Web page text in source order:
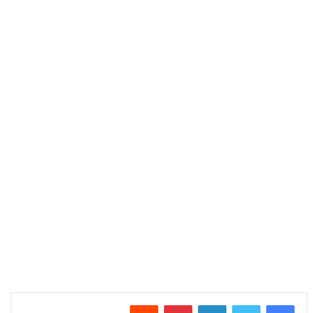
فيسبوك تويتر لينكدإن بينتيريست